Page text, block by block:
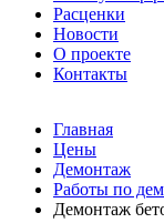
Расценки
Новости
О проекте
Контакты
Главная
Цены
Демонтаж
Работы по
Демонтаж